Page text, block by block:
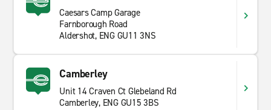
campiña tranquila, con gran parte de la región
accesible en menos de una hora en auto. Las
carreteras varían desde carreteras transitadas hasta
caminos estrechos a través de bosques y tierras de
cultivo, lo que convierte la conducción en una manera
práctica y, a menudo, escénica de moverse.
Caesars Camp Garage
Farnborough Road
Aldershot, ENG GU11 3NS
Camberley
Unit 14 Craven Ct Glebeland Rd
Camberley, ENG GU15 3BS